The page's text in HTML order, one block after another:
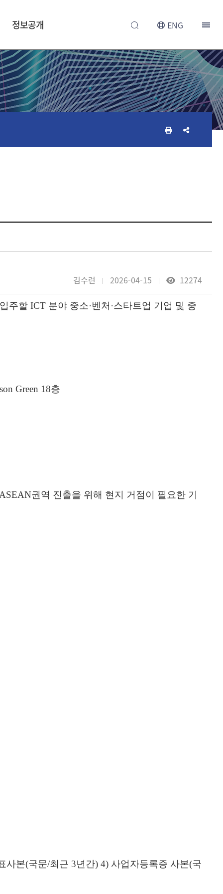
정보공개 ENG
인
쇄
기
공
유
기
김수련 2026-04-15 12274
주할 ICT 분야 중소·벤처 ·스타트업 기업 및 중
Green 18층
ASEAN권역 진출을 위해 현지 거점이 필요한 기
사본(국문/최근 3년간) 4) 사업자등록증 사본(국